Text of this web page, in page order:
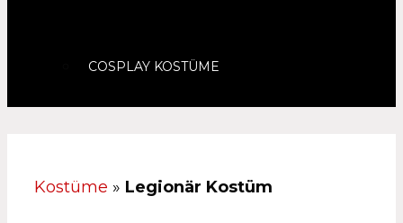
COSPLAY KOSTÜME
Kostüme » Legionär Kostüm